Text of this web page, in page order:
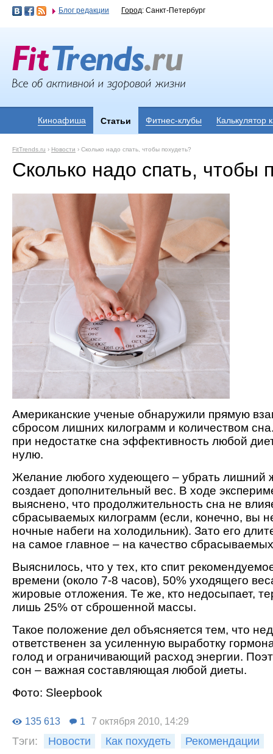
Блог редакции Город: Санкт-Петербург
Киноафиша Статьи Фитнес-клубы Калькулятор
FitTrends.ru › Новости › Сколько надо спать, чтобы похудеть?
Сколько надо спать, чтобы
Американские ученые обнаружили прямую
сбросом лишних килограмм и количеством
при недостатке сна эффективность любой
нулю.
Желание любого худеющего – убрать лишний
создает дополнительный вес. В ходе
выяснено, что продолжительность сна не
сбрасываемых килограмм (если, конечно, вы
ночные набеги на холодильник). Зато его
на самое главное – на качество
Выяснилось, что у тех, кто спит
времени (около 7-8 часов), 50% уходящего
жировые отложения. Те же, кто недосыпает,
лишь 25% от сброшенной массы.
Такое положение дел объясняется тем, что
ответственен за усиленную выработку
голод и ограничивающий расход энергии.
сон – важная составляющая любой диеты.
Фото: Sleepbook
135 613 1 7 октября 2010, 14:29
Тэги: Новости Как похудеть Рекомендации